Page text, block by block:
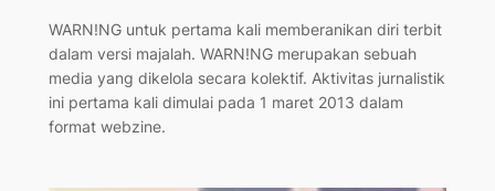
WARN!NG untuk pertama kali memberanikan diri terbit
dalam versi majalah. WARN!NG merupakan sebuah
media yang dikelola secara kolektif. Aktivitas jurnalistik
ini pertama kali dimulai pada 1 maret 2013 dalam
format webzine.